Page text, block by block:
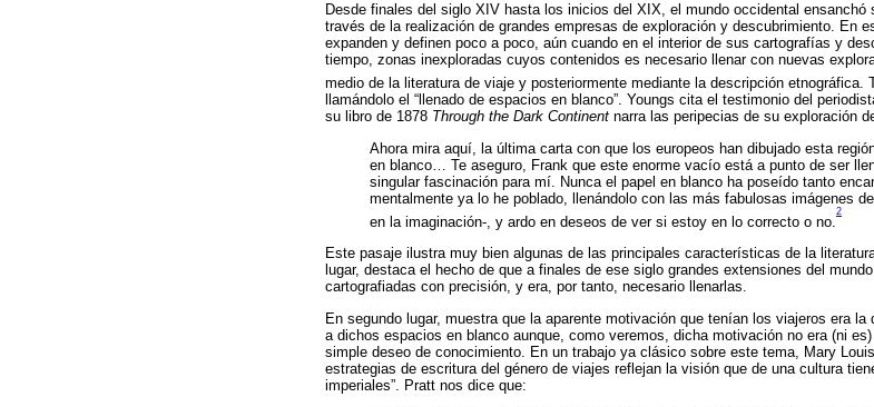
Desde finales del siglo XIV hasta los inicios del XIX, el mundo occidental
través de la realización de grandes empresas de exploración y descubrimiento. En
expanden y definen poco a poco, aún cuando en el interior de sus cartografías y
tiempo, zonas inexploradas cuyos contenidos es necesario llenar con nuevas
medio de la literatura de viaje y posteriormente mediante la descripción etnográfica.
llamándolo el “llenado de espacios en blanco”. Youngs cita el testimonio del
su libro de 1878 Through the Dark Continent narra las peripecias de su exploración
Ahora mira aquí, la última carta con que los europeos han dibujado esta
en blanco… Te aseguro, Frank que este enorme vacío está a punto de ser
singular fascinación para mí. Nunca el papel en blanco ha poseído tanto
mentalmente ya lo he poblado, llenándolo con las más fabulosas imágenes
en la imaginación-, y ardo en deseos de ver si estoy en lo correcto o no.
2
Este pasaje ilustra muy bien algunas de las principales características de la
lugar, destaca el hecho de que a finales de ese siglo grandes extensiones del
cartografiadas con precisión, y era, por tanto, necesario llenarlas.
En segundo lugar, muestra que la aparente motivación que tenían los viajeros era
a dichos espacios en blanco aunque, como veremos, dicha motivación no era (ni
simple deseo de conocimiento. En un trabajo ya clásico sobre este tema, Mary
estrategias de escritura del género de viajes reflejan la visión que de una cultura
imperiales”. Pratt nos dice que: